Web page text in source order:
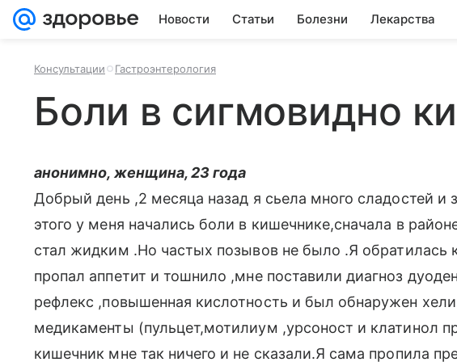
Новости Статьи Болезни Лекарства
Консультации Гастроэнтерология
Боли в сигмовидно
анонимно, женщина, 23 года
Добрый день ,2 месяца назад я сьела много сладостей и
этого у меня начались боли в кишечнике,сначала в
стал жидким .Но частых позывов не было .Я обратилась к
пропал аппетит и тошнило ,мне поставили диагноз
рефлекс ,повышенная кислотность и был обнаружен
медикаменты (пульцет,мотилиум ,урсоност и клатинол
кишечник мне так ничего и не сказали.Я сама пропила